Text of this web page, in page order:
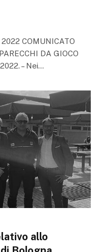
COMUNICATO
DA GIOCO
– Nei…
allo